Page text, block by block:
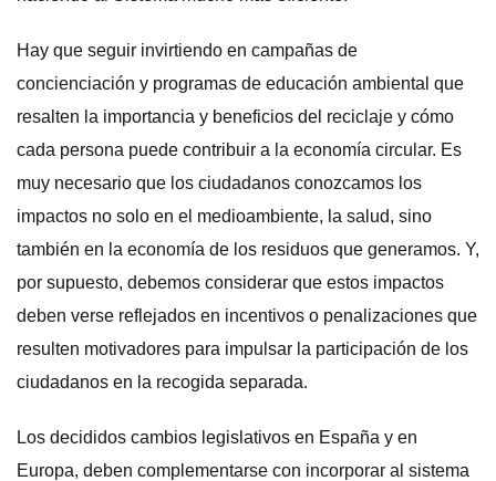
Hay que seguir invirtiendo en campañas de
concienciación y programas de educación ambiental que
resalten la importancia y beneficios del reciclaje y cómo
cada persona puede contribuir a la economía circular. Es
muy necesario que los ciudadanos conozcamos los
impactos no solo en el medioambiente, la salud, sino
también en la economía de los residuos que generamos. Y,
por supuesto, debemos considerar que estos impactos
deben verse reflejados en incentivos o penalizaciones que
resulten motivadores para impulsar la participación de los
ciudadanos en la recogida separada.
Los decididos cambios legislativos en España y en
Europa, deben complementarse con incorporar al sistema